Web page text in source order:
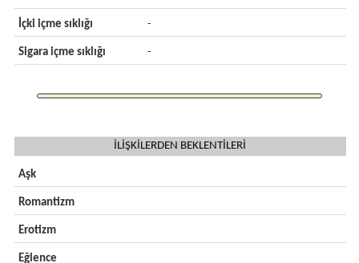
İçki içme sıklığı -
Sigara içme sıklığı -
İLİŞKİLERDEN BEKLENTİLERİ
Aşk
Romantizm
Erotizm
Eğlence